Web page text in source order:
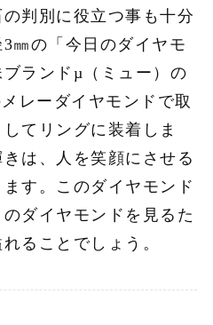
判別に役立つ事も十分
㎜の「今日のダイヤモ
ランドµ（ミュー）の
レーダイヤモンドで取
てリングに装着しま
は、人を笑顔にさせる
す。このダイヤモンド
ダイヤモンドを見るた
ることでしょう。